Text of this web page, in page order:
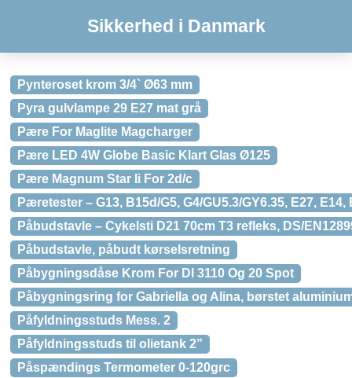
Sikkerhed i Danmark
Pynteroset krom 3/4` Ø63 mm
Pyra gulvlampe 29 E27 mat grå
Pære For Maglite Magcharger
Pære LED 4W Globe Basic Klart Glas Ø125
Pære Magnum Star Ii For 2d/c
Pæretester – G13, B15d/G5, G4/GU5.3/GY6.35, E27, E14,
Påbudstavle – Cykelsti D21 70cm T3 refleks, DS/
Påbudstavle, påbudt kørselsretning
Påbygningsdåse Krom For Dl 3110 Og 20 Spot
Påbygningsring for Gabriella og Alina, børstet
Påfyldningsstuds Mess. 2
Påfyldningsstuds til olietank 2”
Påspændings Termometer 0-120grc